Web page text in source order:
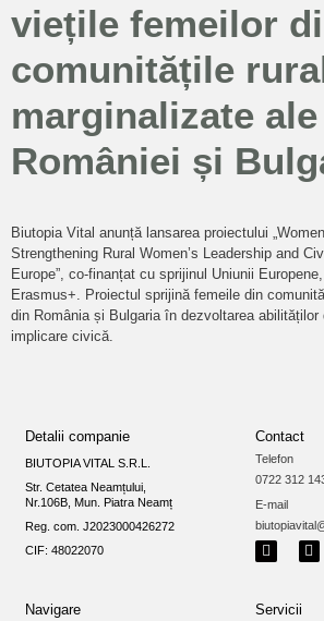
viețile femeilor
comunitățile
marginalizate ale
României și
Biutopia Vital anunță lansarea proiectului
Strengthening Rural Women’s Leadership and
Europe”, co-finanțat cu sprijinul Uniunii
Erasmus+. Proiectul sprijină femeile din
din România și Bulgaria în dezvoltarea abilităților
implicare civică.
Detalii companie
BIUTOPIA VITAL S.R.L.
Str. Cetatea Neamțului,
Nr.106B, Mun. Piatra Neamț
Reg. com. J2023000426272
CIF: 48022070
Contact
Telefon
0722 312
E-mail
Navigare Servicii